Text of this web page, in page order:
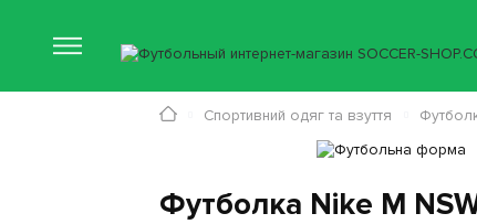
Футболка Nike M
Спортивний одяг та взуття